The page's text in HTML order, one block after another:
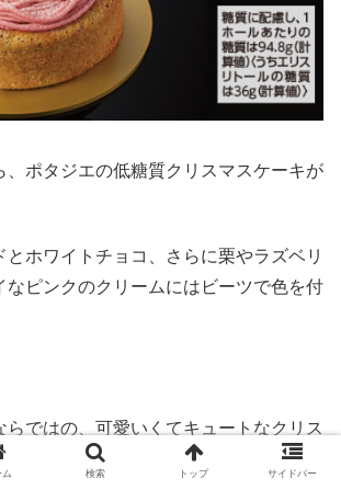
、ポタジエの低糖質クリスマスケーキが
とホワイトチョコ、さらに栗やラズベリ
なピンクのクリームにはビーツで色を付
らではの、可愛いくてキュートなクリス
す。
ム 検索 トップ サイドバー